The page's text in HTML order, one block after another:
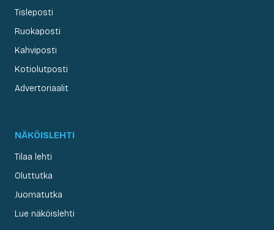
Tisleposti
Ruokaposti
Kahviposti
Kotiolutposti
Advertoriaalit
NÄKÖISLEHTI
Tilaa lehti
Oluttutka
Juomatutka
Lue näköislehti